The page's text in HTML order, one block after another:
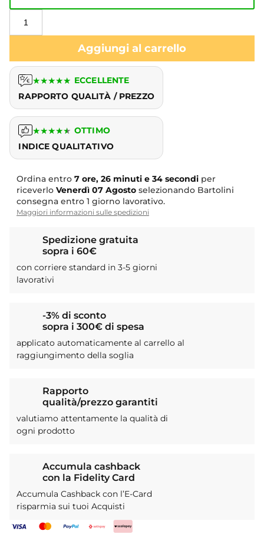
Aggiungi al carrello
★★★★★ ECCELLENTE
RAPPORTO QUALITÀ / PREZZO
★★★★★ OTTIMO
INDICE QUALITATIVO
Ordina entro 7 ore, 26 minuti e 34 secondi per
riceverlo Venerdì 07 Agosto selezionando Bartolini
consegna entro 1 giorno lavorativo.
Maggiori informazioni sulle spedizioni
Spedizione gratuita
sopra i 60€
con corriere standard in 3-5 giorni
lavorativi
-3% di sconto
sopra i 300€ di spesa
applicato automaticamente al carrello al
raggiungimento della soglia
Rapporto
qualità/prezzo garantiti
valutiamo attentamente la qualità di
ogni prodotto
Accumula cashback
con la Fidelity Card
Accumula Cashback con l’E-Card
risparmia sui tuoi Acquisti